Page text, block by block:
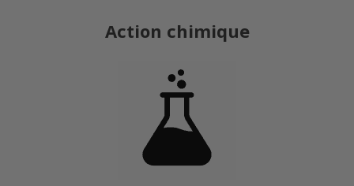
Action chimique